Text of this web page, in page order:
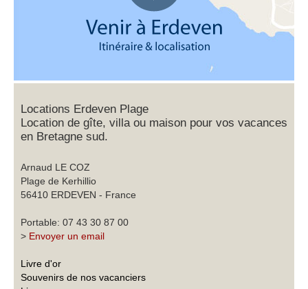
Locations Erdeven Plage
Location de gîte, villa ou maison pour vos vacances
en Bretagne sud.
Arnaud LE COZ
Plage de Kerhillio
56410 ERDEVEN - France
Portable: 07 43 30 87 00
> Envoyer un email
Livre d'or
Souvenirs de nos vacanciers